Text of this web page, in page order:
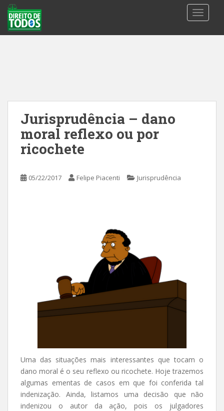
Jurisprudência – dano
moral reflexo ou por
ricochete
05/22/2017 Felipe Piacenti Jurisprudência
Uma das situações mais interessantes que tocam o
dano moral é o seu reflexo ou ricochete. Hoje trazemos
algumas ementas de casos em que foi conferida tal
indenização. Ainda, listamos uma decisão que não
indenizou o autor da ação, pois os julgadores